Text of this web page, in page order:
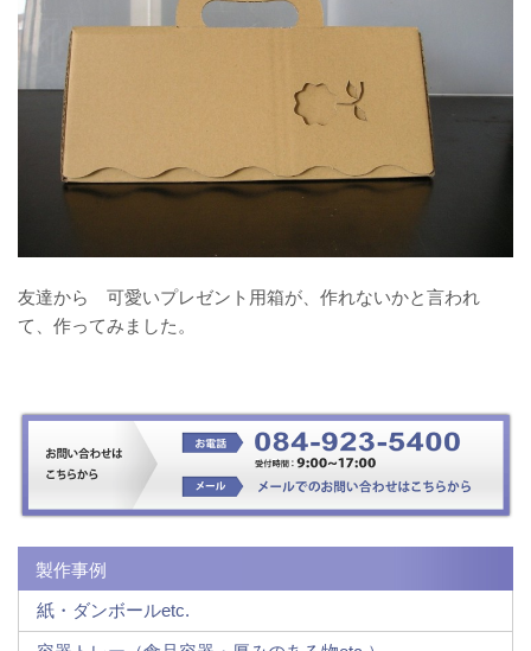
友達から 可愛いプレゼント用箱が、作れないかと言われ
て、作ってみました。
製作事例
紙・ダンボールetc.